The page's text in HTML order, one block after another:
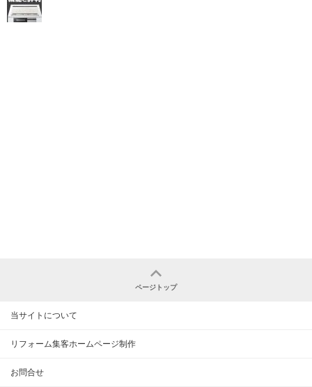
ページトップ
当サイトについて
リフォーム集客ホームページ制作
お問合せ